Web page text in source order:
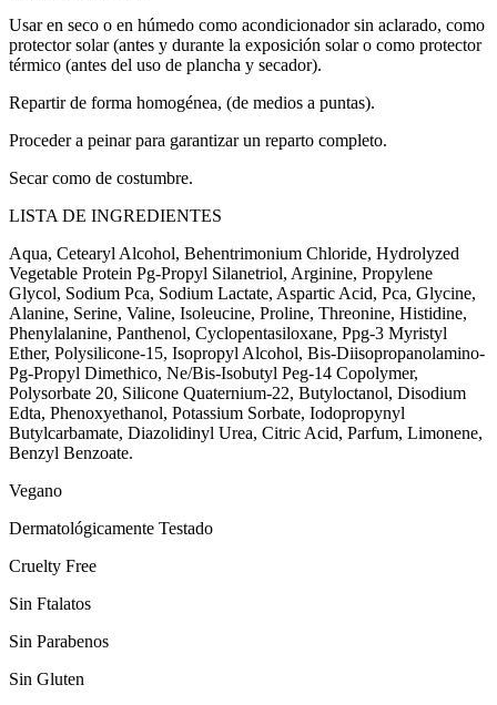
Usar en seco o en húmedo como acondicionador sin aclarado, como
protector solar (antes y durante la exposición solar o como protector
térmico (antes del uso de plancha y secador).
Repartir de forma homogénea, (de medios a puntas).
Proceder a peinar para garantizar un reparto completo.
Secar como de costumbre.
LISTA DE INGREDIENTES
Aqua, Cetearyl Alcohol, Behentrimonium Chloride, Hydrolyzed
Vegetable Protein Pg-Propyl Silanetriol, Arginine, Propylene
Glycol, Sodium Pca, Sodium Lactate, Aspartic Acid, Pca, Glycine,
Alanine, Serine, Valine, Isoleucine, Proline, Threonine, Histidine,
Phenylalanine, Panthenol, Cyclopentasiloxane, Ppg-3 Myristyl
Ether, Polysilicone-15, Isopropyl Alcohol, Bis-Diisopropanolamino-
Pg-Propyl Dimethico, Ne/Bis-Isobutyl Peg-14 Copolymer,
Polysorbate 20, Silicone Quaternium-22, Butyloctanol, Disodium
Edta, Phenoxyethanol, Potassium Sorbate, Iodopropynyl
Butylcarbamate, Diazolidinyl Urea, Citric Acid, Parfum, Limonene,
Benzyl Benzoate.
Vegano
Dermatológicamente Testado
Cruelty Free
Sin Ftalatos
Sin Parabenos
Sin Gluten